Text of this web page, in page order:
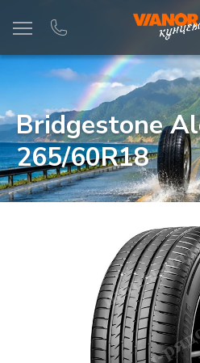
Bridgestone
265/60R18
Информация Фото